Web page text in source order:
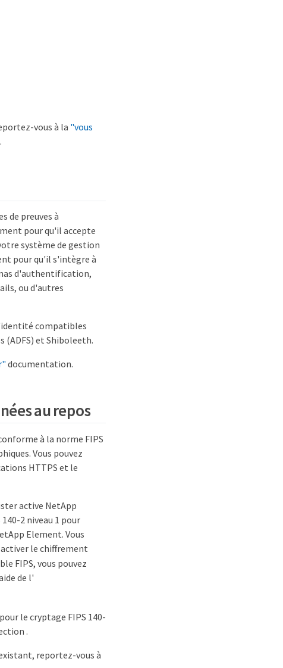
vous à la "vous
de preuves à
pour qu'il accepte
système de gestion
pour qu'il s'intègre à
d'authentification,
ou d'autres
compatibles
(ADFS) et Shiboleeth.
documentation.
au repos
à la norme FIPS
Vous pouvez
HTTPS et le
active NetApp
2 niveau 1 pour
Element. Vous
le chiffrement
FIPS, vous pouvez
de l'
le cryptage FIPS 140-
.
reportez-vous à